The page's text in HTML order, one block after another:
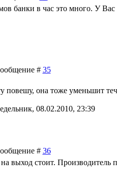
банки в час это много. У Вас
# 35
повешу, она тоже уменьшит
08.02.2010, 23:39
# 36
выход стоит. Производитель